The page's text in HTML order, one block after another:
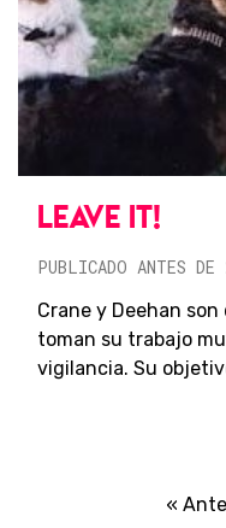
LEAVE IT!
PUBLICADO ANTES DE
Crane y Deehan
toman su trabajo
vigilancia. Su
«